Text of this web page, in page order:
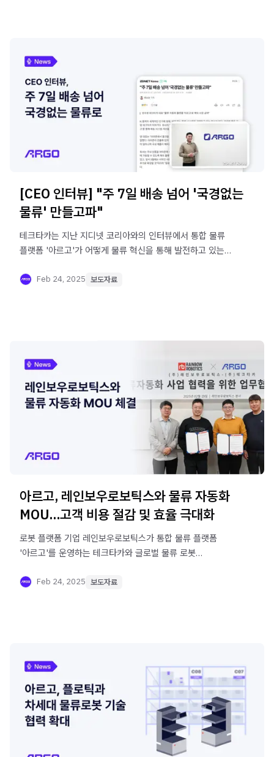
[CEO 인터뷰] "주 7일 배송 넘어 '국경없는
물류' 만들고파"
테크타카는 지난 지디넷 코리아와의 인터뷰에서 통합 물류
플랫폼 '아르고'가 어떻게 물류 혁신을 통해 발전하고 있는지
Feb 24, 2025 보도자료
아르고, 레인보우로보틱스와 물류 자동화
MOU...고객 비용 절감 및 효율 극대화
로봇 플랫폼 기업 레인보우로보틱스가 통합 물류 플랫폼
'아르고'를 운영하는 테크타카와 글로벌 물류 로봇
Feb 24, 2025 보도자료